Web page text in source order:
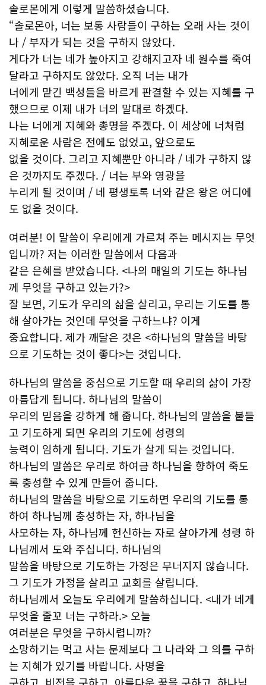
솔로몬에게 이렇게 말씀하셨습니다.
“솔로몬아, 너는 보통 사람들이 구하는 오래 사는 것이
나 / 부자가 되는 것을 구하지 않았다.
게다가 너는 네가 높아지고 강해지고자 네 원수를 죽여
달라고 구하지도 않았다. 오직 너는 내가
너에게 맡긴 백성들을 바르게 판결할 수 있는 지혜를 구
했으므로 이제 내가 너의 말대로 하겠다.
나는 너에게 지혜와 총명을 주겠다. 이 세상에 너처럼
지혜로운 사람은 전에도 없었고, 앞으로도
없을 것이다. 그리고 지혜뿐만 아니라 / 네가 구하지 않
은 것까지도 주겠다. / 너는 부와 영광을
누리게 될 것이며 / 네 평생토록 너와 같은 왕은 어디에
도 없을 것이다.
여러분! 이 말씀이 우리에게 가르쳐 주는 메시지는 무엇
입니까? 저는 이러한 말씀에서 다음과
같은 은혜를 받았습니다. <나의 매일의 기도는 하나님
께 무엇을 구하고 있는가?>
잘 보면, 기도가 우리의 삶을 살리고, 우리는 기도를 통
해 살아가는 것인데 무엇을 구하느냐? 이게
중요합니다. 제가 깨달은 것은 <하나님의 말씀을 바탕
으로 기도하는 것이 좋다>는 것입니다.
하나님의 말씀을 중심으로 기도할 때 우리의 삶이 가장
아름답게 됩니다. 하나님의 말씀이
우리의 믿음을 강하게 해 줍니다. 하나님의 말씀을 붙들
고 기도하게 되면 우리의 기도에 성령의
능력이 임하게 됩니다. 기도가 살게 되는 것입니다.
하나님의 말씀은 우리로 하여금 하나님을 향하여 죽도
록 충성할 수 있게 만들어 줍니다.
하나님의 말씀을 바탕으로 기도하면 우리의 기도를 통
하여 하나님께 충성하는 자, 하나님을
사모하는 자, 하나님께 헌신하는 자로 살아가게 성령 하
나님께서 도와 주십니다. 하나님의
말씀을 바탕으로 기도하는 가정은 무너지지 않습니다.
그 기도가 가정을 살리고 교회를 살립니다.
하나님께서 오늘도 우리에게 말씀하십니다. <내가 네게
무엇을 줄꼬 너는 구하라.> 오늘
여러분은 무엇을 구하시렵니까?
소망하기는 먹고 사는 문제보다 그 나라와 그 의를 구하
는 지혜가 있기를 바랍니다. 사명을